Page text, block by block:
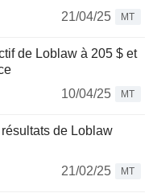
21/04/25
MT
de Loblaw à 205 $ et
10/04/25
MT
de Loblaw
21/02/25
MT